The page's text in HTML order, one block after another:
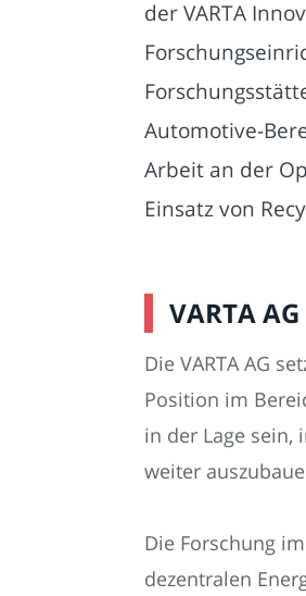
der VARTA
Automotive-
Arbeit an der
Einsatz von
VARTA
Die VARTA AG
Position im
in der Lage sein,
weiter
Die Forschung
dezentralen